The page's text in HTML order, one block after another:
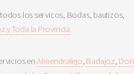
los servicos, Bodas, bautizos,
y Toda la Provincia
enAlmendralejo, Badajoz, Don